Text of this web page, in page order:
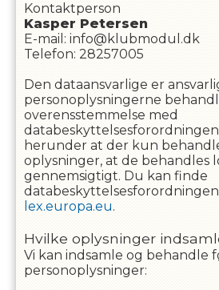
Kontaktperson
Kasper Petersen
E-mail : info@klubmodul.dk
Telefon: 28257005
Den dataansvarlige er
personoplysningerne
overensstemmelse med
databeskyttelsesforordningen
herunder at der kun
oplysninger, at de behandles
gennemsigtigt. Du kan finde
lex.europa.eu.
Hvilke oplysninger
Vi kan indsamle og behandle
personoplysninger: